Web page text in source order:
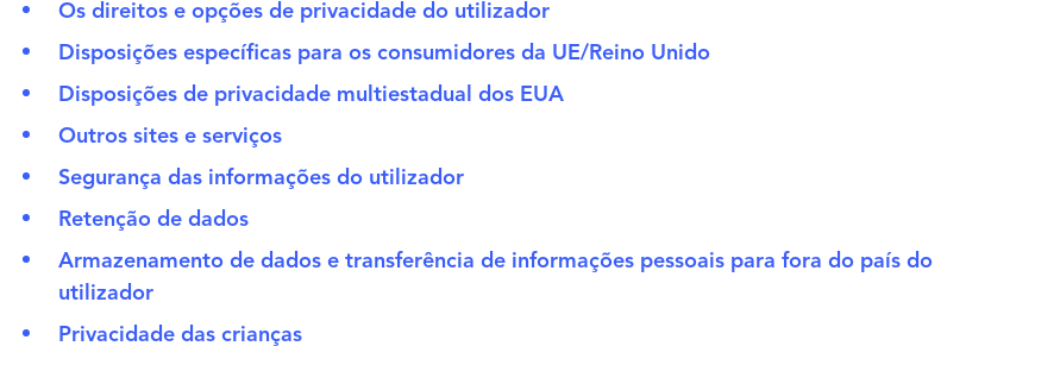
Os direitos e opções de privacidade do utilizador
Disposições específicas para os consumidores da UE/Reino Unido
Disposições de privacidade multiestadual dos EUA
Outros sites e serviços
Segurança das informações do utilizador
Retenção de dados
Armazenamento de dados e transferência de informações pessoais para fora do país do
utilizador
Privacidade das crianças